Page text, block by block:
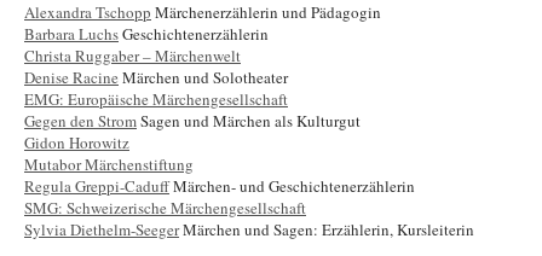
Alexandra Tschopp Märchenerzählerin und Pädagogin
Barbara LuchsGeschichtenerzählerin
Christa Ruggaber – Märchenwelt
Denise Racine Märchen und Solotheater
EMG: Europäische Märchengesellschaft
Gegen den StromSagen und Märchen als Kulturgut
Gidon Horowitz
Mutabor Märchenstiftung
Regula Greppi-CaduffMärchen- und Geschichtenerzählerin
SMG: Schweizerische Märchengesellschaft
Sylvia Diethelm-SeegerMärchen und Sagen: Erzählerin, Kursleiterin